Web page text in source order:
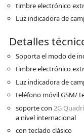
timbre electrónico
Luz indicadora de
Detalles
Soporta el modo de
timbre electrónico
Luz indicadora de
teléfono móvil GSM/
soporte con 2G
a nivel internacional
con teclado clásico